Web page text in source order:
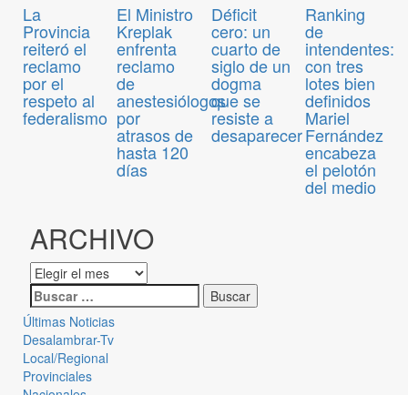
La
Provincia
reiteró el
reclamo
por el
respeto al
federalismo
El Ministro
Kreplak
enfrenta
reclamo
de
anestesiólogos
por
atrasos de
hasta 120
días
Déficit
cero: un
cuarto de
siglo de un
dogma
que se
resiste a
desaparecer
Ranking
de
intendentes:
con tres
lotes bien
definidos
Mariel
Fernández
encabeza
el pelotón
del medio
ARCHIVO
Últimas Noticias
Desalambrar-Tv
Local/Regional
Provinciales